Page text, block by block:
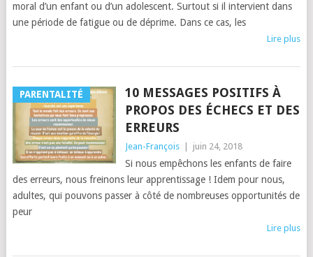
moral d’un enfant ou d’un adolescent. Surtout si il intervient dans
une période de fatigue ou de déprime. Dans ce cas, les
Lire plus
PARENTALITÉ
10 MESSAGES POSITIFS À
PROPOS DES ÉCHECS ET DES
ERREURS
Jean-François juin 24, 2018
Si nous empêchons les enfants de faire
des erreurs, nous freinons leur apprentissage ! Idem pour nous,
adultes, qui pouvons passer à côté de nombreuses opportunités de
peur
Lire plus